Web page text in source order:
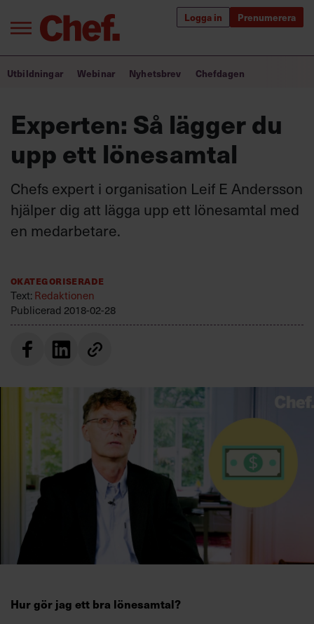
Logga in Prenumerera
Prenumerera
Om oss
Kontakta oss
Kundservice
Villkor och policy för
personuppgiftsbehandling
efter:
Bra ledare förändrar världen
Innehåll från Chef
Utbildning för ledare
Chefakademin+
Populära utbildningar
Utbildningar Webinar Nyhetsbrev Chefdagen
Experten: Så lägger du
upp ett lönesamtal
Chefs expert i organisation Leif E Andersson
hjälper dig att lägga upp ett lönesamtal med
en medarbetare.
Okategoriserade
Text:Redaktionen
Publicerad 2018-02-28
Hur gör jag ett bra lönesamtal?